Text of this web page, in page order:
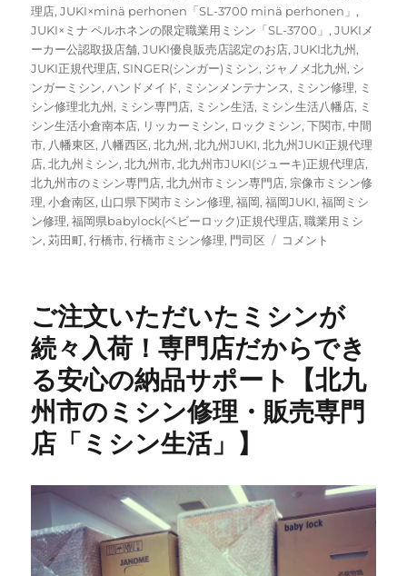
理店,JUKI×minä perhonen「SL-3700 minä perhonen」 ,
JUKI×ミナ ペルホネンの限定職業用ミシン「SL-3700」 ,JUKIメ
ーカー公認取扱店舗,JUKI優良販売店認定のお店,JUKI北九州 ,
JUKI正規代理店,SINGER(シンガー)ミシン, ジャノメ北九州 , シ
ンガーミシン,ハンドメイド, ミシンメンテナンス, ミシン修理, ミ
シン修理北九州 , ミシン専門店, ミシン生活, ミシン生活八幡店, ミ
シン生活小倉南本店, リッカーミシン, ロックミシン,下関市,中間
市, 八幡東区, 八幡西区,北九州 ,北九州JUKI,北九州JUKI正規代理
店,北九州ミシン,北九州市,北九州市JUKI(ジューキ)正規代理店,
北九州市のミシン専門店,北九州市ミシン専門店, 宗像市ミシン修
理,小倉南区, 山口県下関市ミシン修理,福岡,福岡JUKI,福岡ミシ
ン修理,福岡県babylock(ベビーロック)正規代理店,職業用ミシ
ン,苅田町,行橋市,行橋市ミシン修理, 門司区
北
JUKI×
ナ
ホ
限
職
コメント
ご注文いただいたミシンが
続々入荷！専門店だからでき
る安心の納品サポート【北九
州市のミシン修理・販売専門
店「ミシン生活」】